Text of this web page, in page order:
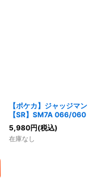
【ポケカ】ジャッジマン
【SR】SM7A 066/060
5,980円(税込)
在庫なし